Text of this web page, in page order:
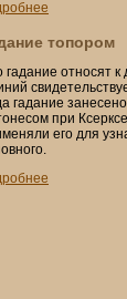
топором
гадание относят к
гадание
при
его для